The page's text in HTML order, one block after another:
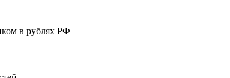
в рублях РФ